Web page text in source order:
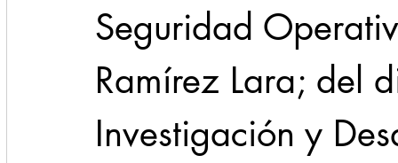
Seguridad
Ramírez Lara; del
Investigación y